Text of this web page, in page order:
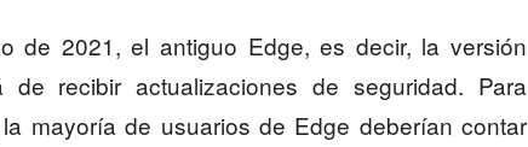
de 2021, el antiguo Edge, es decir, la versión
de recibir actualizaciones de seguridad. Para
mayoría de usuarios de Edge deberían contar